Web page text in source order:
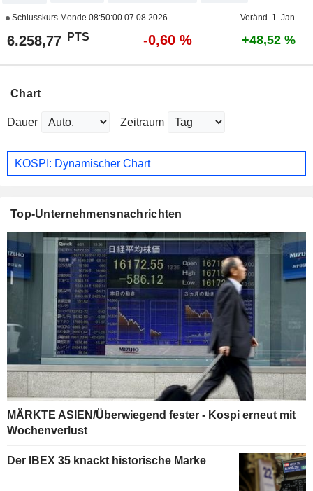
Schlusskurs Monde 08:50:00 07.08.2026 Veränd. 1. Jan.
6.258,77 PTS -0,60 % +48,52 %
Chart
Dauer Zeitraum
KOSPI: Dynamischer Chart
Top-Unternehmensnachrichten
MÄRKTE ASIEN/Überwiegend fester - Kospi erneut mit
Wochenverlust
Der IBEX 35 knackt historische Marke